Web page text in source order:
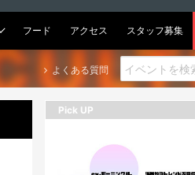
フード アクセス スタッフ募集
よくある質問
Pick UP